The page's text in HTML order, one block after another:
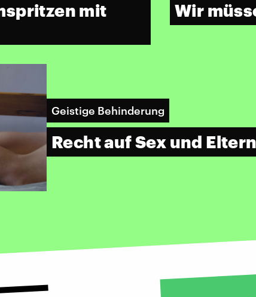
mit
Wir
Geistige Behinderung
Recht auf Sex und